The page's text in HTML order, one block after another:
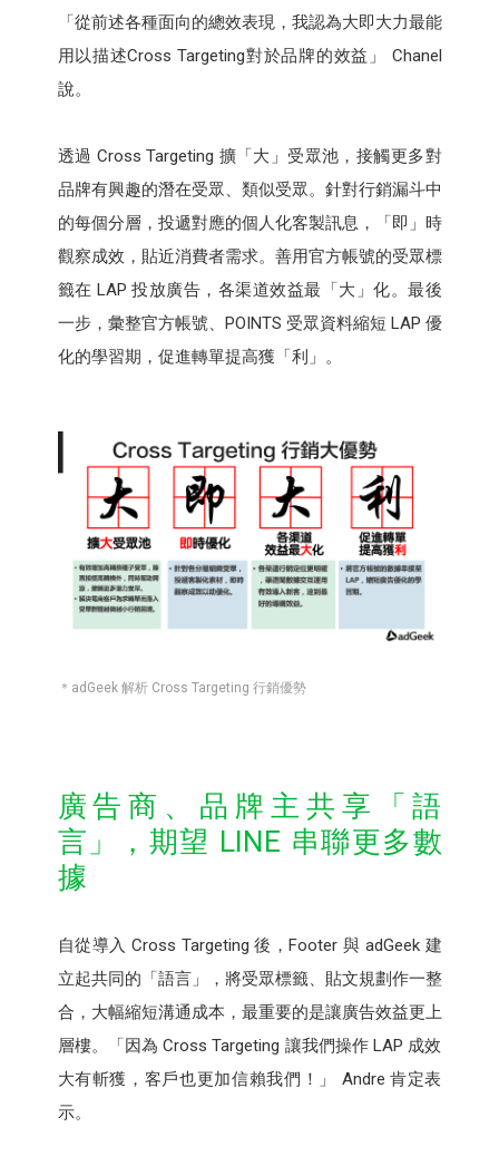
「從前述各種面向的總效表現，我認為大即大力最能
用以描述Cross Targeting對於品牌的效益」 Chanel
說。
透過 Cross Targeting 擴「大」受眾池，接觸更多對
品牌有興趣的潛在受眾、類似受眾。針對行銷漏斗中
的每個分層，投遞對應的個人化客製訊息，「即」時
觀察成效，貼近消費者需求。善用官方帳號的受眾標
籤在 LAP 投放廣告，各渠道效益最「大」化。最後
一步，彙整官方帳號、POINTS 受眾資料縮短 LAP 優
化的學習期，促進轉單提高獲「利」。
＊adGeek 解析 Cross Targeting 行銷優勢
廣告商、品牌主共享「語
言」，期望 LINE 串聯更多數
據
自從導入 Cross Targeting 後，Footer 與 adGeek 建
立起共同的「語言」，將受眾標籤、貼文規劃作一整
合，大幅縮短溝通成本，最重要的是讓廣告效益更上
層樓。「因為 Cross Targeting 讓我們操作 LAP 成效
大有斬獲，客戶也更加信賴我們！」 Andre 肯定表
示。